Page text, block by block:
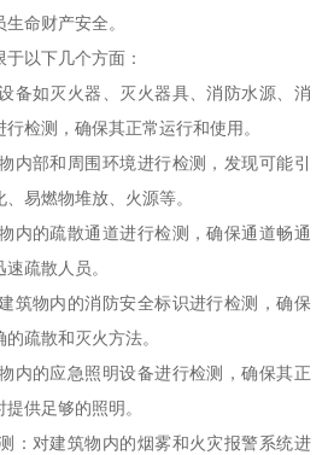
命财产安全。
以下几个方面：
备如灭火器、灭火器具、消防水源、消
检测，确保其正常运行和使用。
内部和周围环境进行检测，发现可能引
易燃物堆放、火源等。
内的疏散通道进行检测，确保通道畅通
疏散人员。
筑物内的消防安全标识进行检测，确保
疏散和灭火方法。
内的应急照明设备进行检测，确保其正
供足够的照明。
：对建筑物内的烟雾和火灾报警系统进